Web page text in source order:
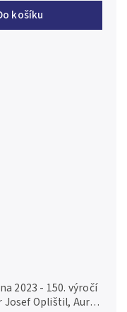
košíku
2023 - 150. výročí
Oplištil, Aurea